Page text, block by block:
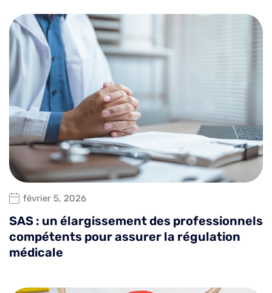
février 5, 2026
SAS : un élargissement des professionnels
compétents pour assurer la régulation
médicale